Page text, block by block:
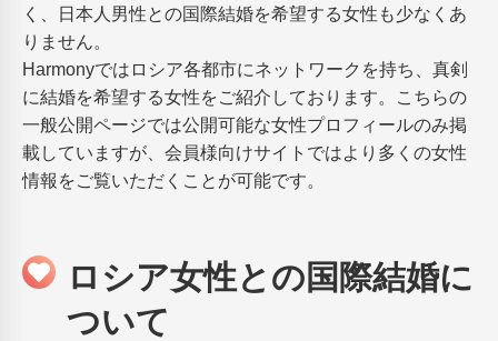
く、日本人男性との国際結婚を希望する女性も少なくあ
りません。
Harmonyではロシア各都市にネットワークを持ち、真剣
に結婚を希望する女性をご紹介しております。こちらの
一般公開ページでは公開可能な女性プロフィールのみ掲
載していますが、会員様向けサイトではより多くの女性
情報をご覧いただくことが可能です。
ロシア女性との国際結婚に
ついて